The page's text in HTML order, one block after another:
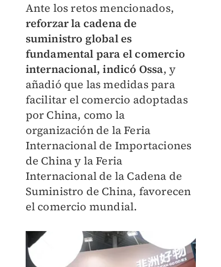
Ante los retos mencionados,
reforzar la cadena de
suministro global es
fundamental para el comercio
internacional, indicó Ossa, y
añadió que las medidas para
facilitar el comercio adoptadas
por China, como la
organización de la Feria
Internacional de Importaciones
de China y la Feria
Internacional de la Cadena de
Suministro de China, favorecen
el comercio mundial.